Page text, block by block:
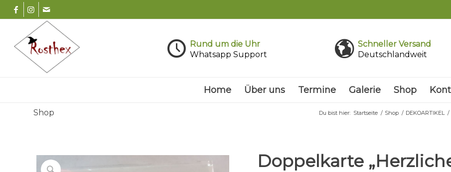
Rund um die Uhr
Whatsapp Support
Schneller Versand
Deutschlandweit
Home Über uns Termine Galerie Shop
Shop Du bist hier: Startseite / Shop / DEKOARTIKEL /
Doppelkarte